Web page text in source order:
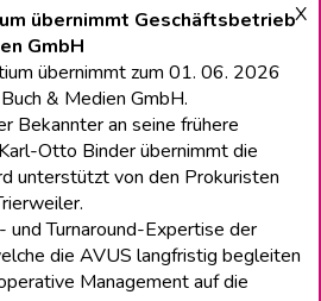
X
übernimmt Geschäftsbetrieb
GmbH
übernimmt zum 01. 06. 2026
& Medien GmbH.
Bekannter an seine frühere
Otto Binder übernimmt die
unterstützt von den Prokuristen
und Turnaround-Expertise der
die AVUS langfristig begleiten
Management auf die